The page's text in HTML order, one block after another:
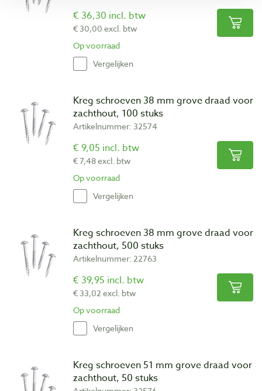
€ 36,30 incl. btw
€ 30,00 excl. btw
Op voorraad
Vergelijken
Kreg schroeven 38 mm grove draad voor
zachthout, 100 stuks
Artikelnummer: 32574
€ 9,05 incl. btw
€ 7,48 excl. btw
Op voorraad
Vergelijken
Kreg schroeven 38 mm grove draad voor
zachthout, 500 stuks
Artikelnummer: 22763
€ 39,95 incl. btw
€ 33,02 excl. btw
Op voorraad
Vergelijken
Kreg schroeven 51 mm grove draad voor
zachthout, 50 stuks